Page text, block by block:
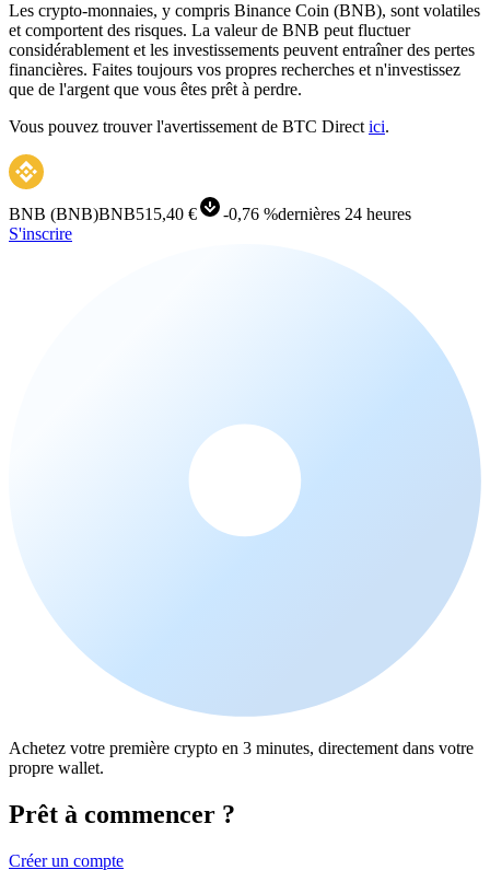
Les crypto-monnaies, y compris Binance Coin (BNB), sont volatiles
et comportent des risques. La valeur de BNB peut fluctuer
considérablement et les investissements peuvent entraîner des pertes
financières. Faites toujours vos propres recherches et n'investissez
que de l'argent que vous êtes prêt à perdre.
Vous pouvez trouver l'avertissement de BTC Direct ici.
BNB (BNB)BNB515,40 € -0,76 %dernières 24 heures
S'inscrire
Achetez votre première crypto en 3 minutes, directement dans votre
propre wallet.
Prêt à commencer ?
Créer un compte